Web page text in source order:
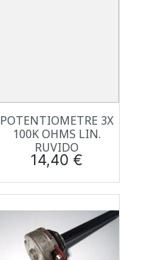
POTENTIOMETRE 3X
100K OHMS LIN.
RUVIDO
Prix
14,40 €